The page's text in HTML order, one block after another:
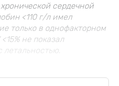
сердечной
<110 г/л имел
только в однофакторном
не показал
летальностью.